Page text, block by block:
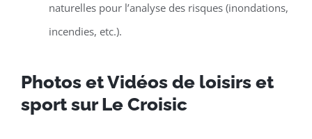
naturelles pour l’analyse des risques (inondations,
incendies, etc.).
Photos et Vidéos de loisirs et
sport sur Le Croisic